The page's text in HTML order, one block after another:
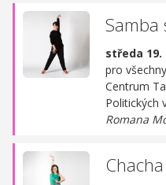
Samba
středa 19.
pro všechny
Centrum
Politických
Romana